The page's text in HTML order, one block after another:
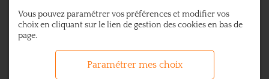
Vous pouvez paramétrer vos préférences et modifier vos
choix en cliquant sur le lien de gestion des cookies en bas de
page.
Paramétrer mes choix